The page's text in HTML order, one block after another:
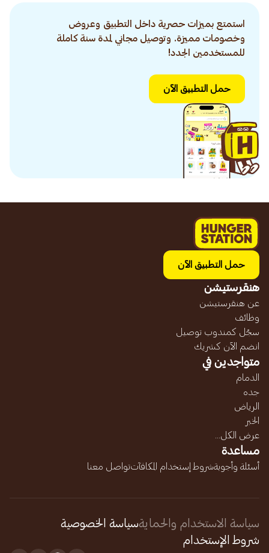
استمتع بميزات حصرية داخل التطبيق وعروض
وخصومات مميزة. وتوصيل مجاني لمدة سنة كاملة
للمستخدمين الجدد!
حمل التطبيق الآن
حمل التطبيق الآن
هنقرستيشن
عن هنقرستيشن
وظائف
سجّل كمندوب توصيل
انضم الآن كشريك
متواجدين في
الدمام
جده
الرياض
الخبر
عرض الكل...
مساعدة
أسئلة وأجوبةشروط إستخدام المكافآتتواصل معنا
سياسة الاستخدام والحمايةسياسة الخصوصية
شروط الإستخدام